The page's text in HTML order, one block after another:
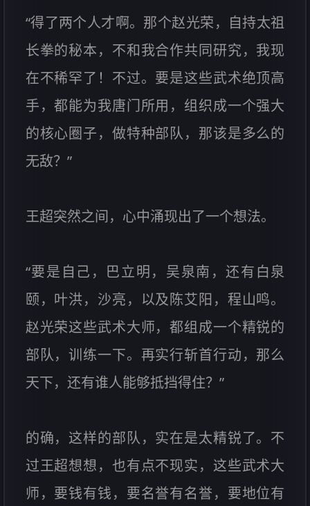
“得了两个人才啊。那个赵光荣，自持太祖
长拳的秘本，不和我合作共同研究，我现
在不稀罕了！不过。要是这些武术绝顶高
手，都能为我唐门所用，组织成一个强大
的核心圈子，做特种部队，那该是多么的
无敌？”
王超突然之间，心中涌现出了一个想法。
“要是自己，巴立明，吴泉南，还有白泉
颐，叶洪，沙亮，以及陈艾阳，程山鸣。
赵光荣这些武术大师，都组成一个精锐的
部队，训练一下。再实行斩首行动，那么
天下，还有谁人能够抵挡得住？”
的确，这样的部队，实在是太精锐了。不
过王超想想，也有点不现实，这些武术大
师，要钱有钱，要名誉有名誉，要地位有